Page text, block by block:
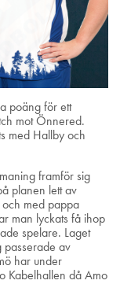
poäng för ett
mot Önnered.
med Hallby och
framför sig
planen lett av
med pappa
man lyckats få ihop
spelare. Laget
passerade av
har under
Kabelhallen då Amo